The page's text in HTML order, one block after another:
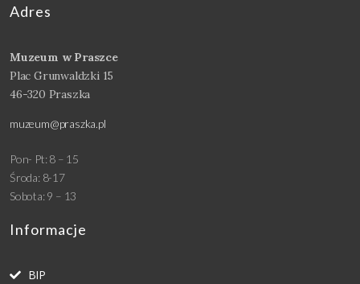
Adres
Muzeum w Praszce
Plac Grunwaldzki 15
46-320 Praszka
muzeum@praszka.pl
Pon- Pt: 8 – 15
Środa: 8-17
Sobota: 9 – 13
Informacje
BIP